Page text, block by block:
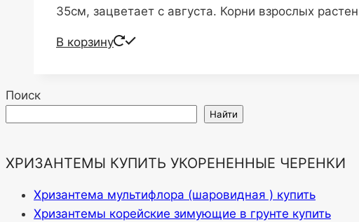
35см, зацветает с августа. Корни взрослых
В корзину
Поиск
Найти
ХРИЗАНТЕМЫ КУПИТЬ УКОРЕНЕННЫЕ ЧЕРЕНКИ
Хризантема мультифлора (шаровидная ) купить
Хризантемы корейские зимующие в грунте купить